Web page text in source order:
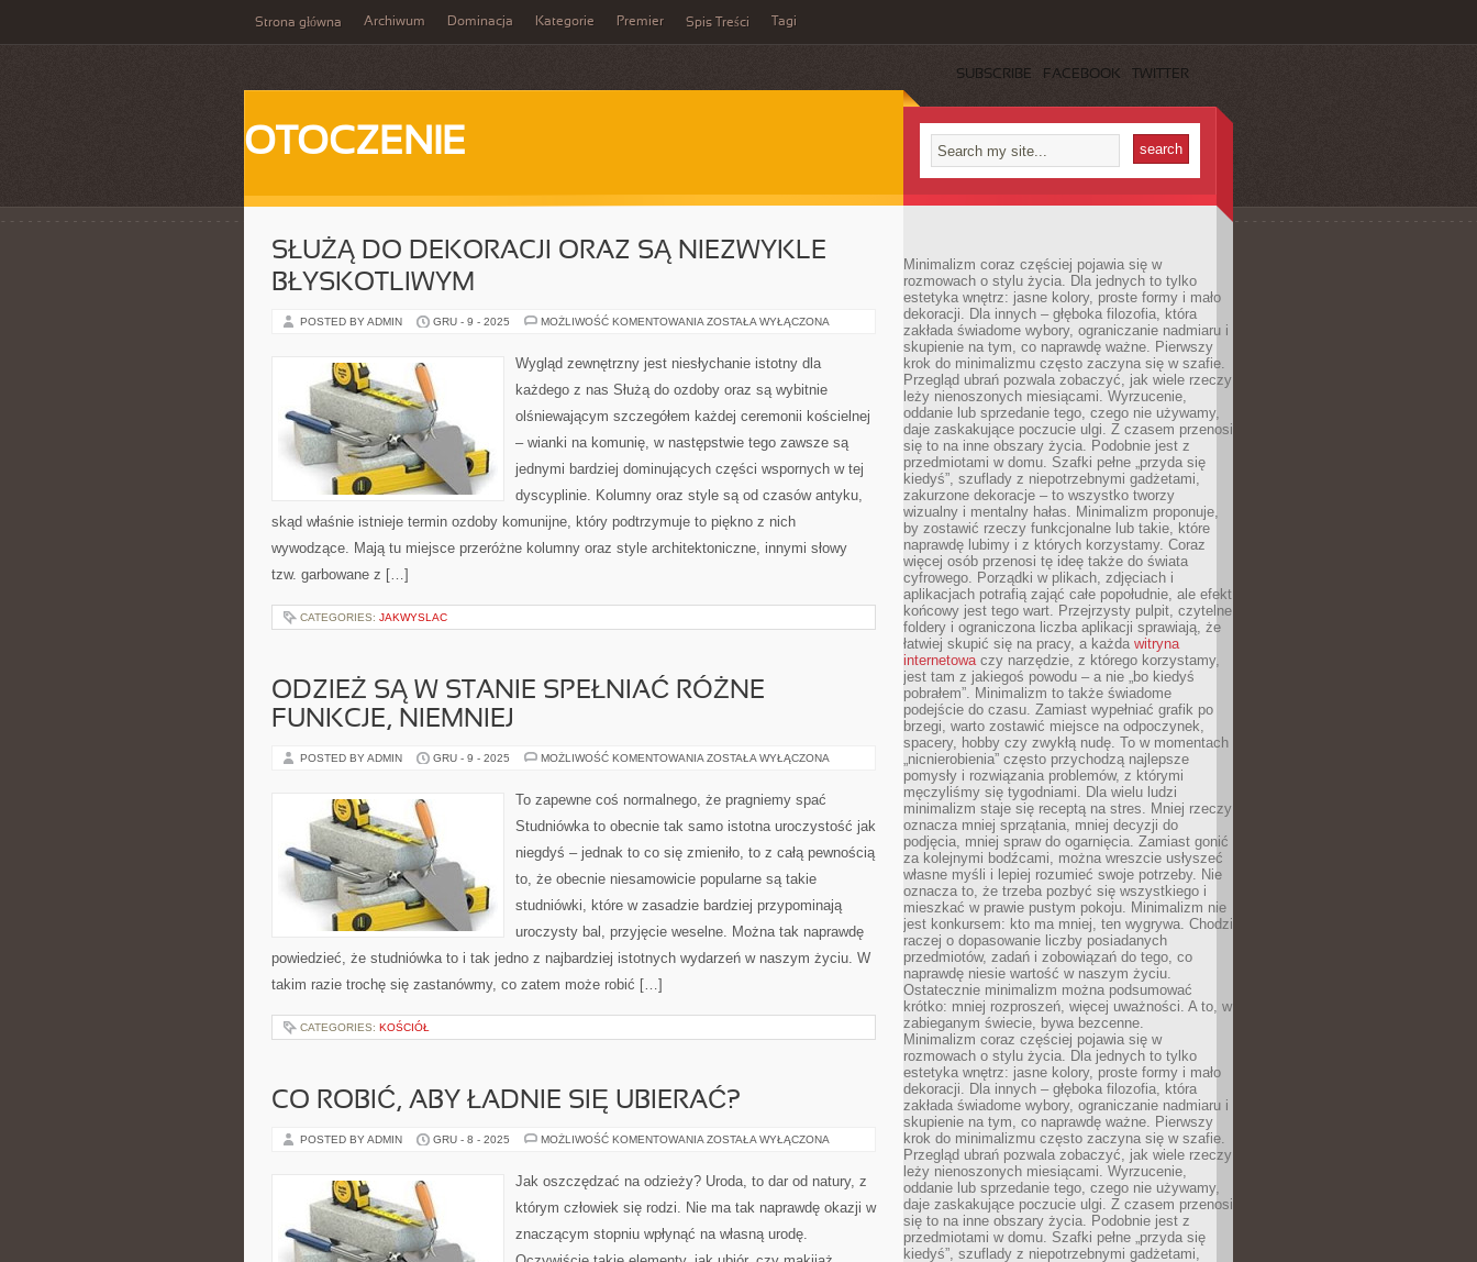
Strona główna Archiwum Dominacja Kategorie Premier Spis Treści Tagi
SUBSCRIBE FACEBOOK TWITTER
OTOCZENIE
SŁUŻĄ DO DEKORACJI ORAZ SĄ NIEZWYKLE
BŁYSKOTLIWYM
POSTED BY ADMIN GRU - 9 - 2025 MOŻLIWOŚĆ KOMENTOWANIA SŁUŻĄ
ORAZ
SĄ
BŁYSKOTLIWYM
ZOSTAŁA WYŁĄCZONA
Wygląd zewnętrzny jest niesłychanie istotny dla
każdego z nas Służą do ozdoby oraz są wybitnie
olśniewającym szczegółem każdej ceremonii kościelnej
– wianki na komunię, w następstwie tego zawsze są
jednymi bardziej dominujących części wspornych w tej
dyscyplinie. Kolumny oraz style są od czasów antyku,
skąd właśnie istnieje termin ozdoby komunijne, który podtrzymuje to piękno z nich
wywodzące. Mają tu miejsce przeróżne kolumny oraz style architektoniczne, innymi słowy
tzw. garbowane z […]
CATEGORIES: JAKWYSLAC
ODZIEŻ SĄ W STANIE SPEŁNIAĆ RÓŻNE
FUNKCJE, NIEMNIEJ
POSTED BY ADMIN GRU - 9 - 2025 MOŻLIWOŚĆ KOMENTOWANIA ODZIEŻ
STANIE
SPEŁNIAĆ
FUNKCJE,
ZOSTAŁA WYŁĄCZONA
To zapewne coś normalnego, że pragniemy spać
Studniówka to obecnie tak samo istotna uroczystość jak
niegdyś – jednak to co się zmieniło, to z całą pewnością
to, że obecnie niesamowicie popularne są takie
studniówki, które w zasadzie bardziej przypominają
uroczysty bal, przyjęcie weselne. Można tak naprawdę
powiedzieć, że studniówka to i tak jedno z najbardziej istotnych wydarzeń w naszym życiu. W
takim razie trochę się zastanówmy, co zatem może robić […]
CATEGORIES: KOŚCIÓŁ
CO ROBIĆ, ABY ŁADNIE SIĘ UBIERAĆ?
POSTED BY ADMIN GRU - 8 - 2025 MOŻLIWOŚĆ KOMENTOWANIA CO
ŁADNIE
SIĘ
ZOSTAŁA WYŁĄCZONA
Jak oszczędzać na odzieży? Uroda, to dar od natury, z
którym człowiek się rodzi. Nie ma tak naprawdę okazji w
znaczącym stopniu wpłynąć na własną urodę.
Minimalizm coraz częściej pojawia się w
rozmowach o stylu życia. Dla jednych to tylko
estetyka wnętrz: jasne kolory, proste formy i mało
dekoracji. Dla innych – głęboka filozofia, która
zakłada świadome wybory, ograniczanie nadmiaru i
skupienie na tym, co naprawdę ważne. Pierwszy
krok do minimalizmu często zaczyna się w szafie.
Przegląd ubrań pozwala zobaczyć, jak wiele rzeczy
leży nienoszonych miesiącami. Wyrzucenie,
oddanie lub sprzedanie tego, czego nie używamy,
daje zaskakujące poczucie ulgi. Z czasem przenosi
się to na inne obszary życia. Podobnie jest z
przedmiotami w domu. Szafki pełne „przyda się
kiedyś”, szuflady z niepotrzebnymi gadżetami,
zakurzone dekoracje – to wszystko tworzy
wizualny i mentalny hałas. Minimalizm proponuje,
by zostawić rzeczy funkcjonalne lub takie, które
naprawdę lubimy i z których korzystamy. Coraz
więcej osób przenosi tę ideę także do świata
cyfrowego. Porządki w plikach, zdjęciach i
aplikacjach potrafią zająć całe popołudnie, ale efekt
końcowy jest tego wart. Przejrzysty pulpit, czytelne
foldery i ograniczona liczba aplikacji sprawiają, że
łatwiej skupić się na pracy, a każda witryna
internetowaczy narzędzie, z którego korzystamy,
jest tam z jakiegoś powodu – a nie „bo kiedyś
pobrałem”. Minimalizm to także świadome
podejście do czasu. Zamiast wypełniać grafik po
brzegi, warto zostawić miejsce na odpoczynek,
spacery, hobby czy zwykłą nudę. To w momentach
„nicnierobienia” często przychodzą najlepsze
pomysły i rozwiązania problemów, z którymi
męczyliśmy się tygodniami. Dla wielu ludzi
minimalizm staje się receptą na stres. Mniej rzeczy
oznacza mniej sprzątania, mniej decyzji do
podjęcia, mniej spraw do ogarnięcia. Zamiast gonić
za kolejnymi bodźcami, można wreszcie usłyszeć
własne myśli i lepiej rozumieć swoje potrzeby. Nie
oznacza to, że trzeba pozbyć się wszystkiego i
mieszkać w prawie pustym pokoju. Minimalizm nie
jest konkursem: kto ma mniej, ten wygrywa. Chodzi
raczej o dopasowanie liczby posiadanych
przedmiotów, zadań i zobowiązań do tego, co
naprawdę niesie wartość w naszym życiu.
Ostatecznie minimalizm można podsumować
krótko: mniej rozproszeń, więcej uważności. A to, w
zabieganym świecie, bywa bezcenne.
Minimalizm coraz częściej pojawia się w
rozmowach o stylu życia. Dla jednych to tylko
estetyka wnętrz: jasne kolory, proste formy i mało
dekoracji. Dla innych – głęboka filozofia, która
zakłada świadome wybory, ograniczanie nadmiaru i
skupienie na tym, co naprawdę ważne. Pierwszy
krok do minimalizmu często zaczyna się w szafie.
Przegląd ubrań pozwala zobaczyć, jak wiele rzeczy
leży nienoszonych miesiącami. Wyrzucenie,
oddanie lub sprzedanie tego, czego nie używamy,
daje zaskakujące poczucie ulgi. Z czasem przenosi
się to na inne obszary życia. Podobnie jest z
przedmiotami w domu. Szafki pełne „przyda się
kiedyś”, szuflady z niepotrzebnymi gadżetami,